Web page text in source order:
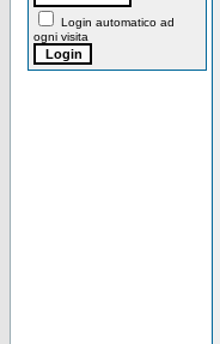
Login automatico ad
ogni visita